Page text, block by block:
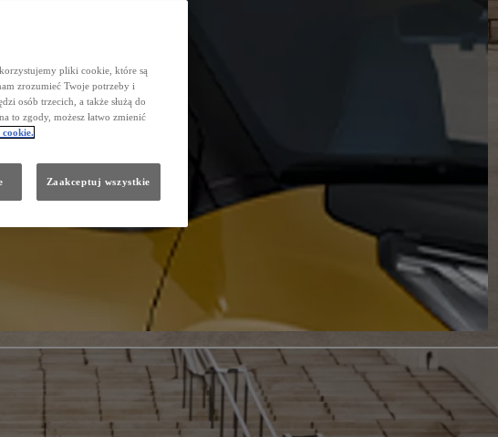
pliki cookie, które są
zrozumieć Twoje potrzeby i
osób trzecich, a także służą do
to zgody, możesz łatwo zmienić
Zaakceptuj wszystkie